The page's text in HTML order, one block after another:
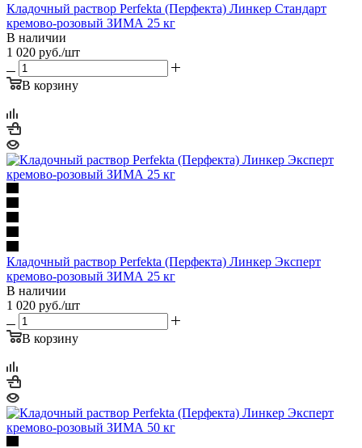
Кладочный раствор Perfekta (Перфекта) Линкер Стандарт
кремово-розовый ЗИМА 25 кг
В наличии
1 020 руб./шт
В корзину
Кладочный раствор Perfekta (Перфекта) Линкер Эксперт
кремово-розовый ЗИМА 25 кг
В наличии
1 020 руб./шт
В корзину